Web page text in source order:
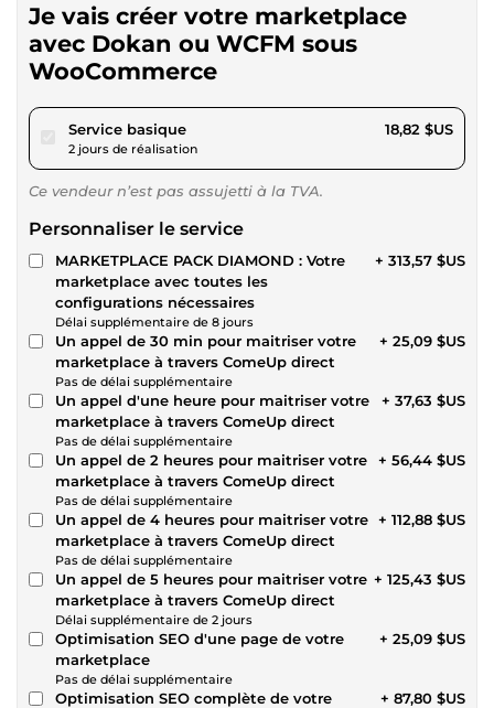
Je vais créer votre marketplace
avec Dokan ou WCFM sous
WooCommerce
Service basiquepour 17,34 $US
2 jours de réalisation
18,82 $US
Ce vendeur n’est pas assujetti à la TVA.
Personnaliser le service
MARKETPLACE PACK DIAMOND : Votre
marketplace avec toutes les
configurations nécessaires
Délai supplémentaire de 8 jours
+ 313,57 $US
Un appel de 30 min pour maitriser votre
marketplace à travers ComeUp direct
Pas de délai supplémentaire
+ 25,09 $US
Un appel d'une heure pour maitriser votre
marketplace à travers ComeUp direct
Pas de délai supplémentaire
+ 37,63 $US
Un appel de 2 heures pour maitriser votre
marketplace à travers ComeUp direct
Pas de délai supplémentaire
+ 56,44 $US
Un appel de 4 heures pour maitriser votre
marketplace à travers ComeUp direct
Pas de délai supplémentaire
+ 112,88 $US
Un appel de 5 heures pour maitriser votre
marketplace à travers ComeUp direct
Délai supplémentaire de 2 jours
+ 125,43 $US
Optimisation SEO d'une page de votre
marketplace
Pas de délai supplémentaire
+ 25,09 $US
Optimisation SEO complète de votre
+ 87,80 $US